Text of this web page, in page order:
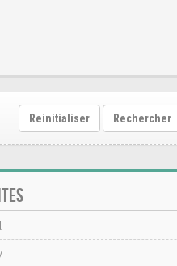
Reinitialiser Rechercher